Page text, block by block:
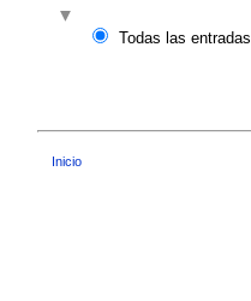
Todas las entradas
Inicio